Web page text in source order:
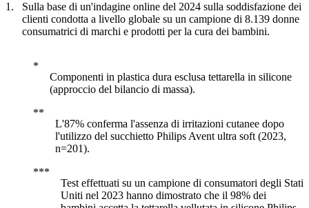
Sulla base di un'indagine online del 2024 sulla soddisfazione dei
clienti condotta a livello globale su un campione di 8.139 donne
consumatrici di marchi e prodotti per la cura dei bambini.
Componenti in plastica dura esclusa tettarella in silicone
(approccio del bilancio di massa).
L'87% conferma l'assenza di irritazioni cutanee dopo
l'utilizzo del succhietto Philips Avent ultra soft (2023,
n=201).
Test effettuati su un campione di consumatori degli Stati
Uniti nel 2023 hanno dimostrato che il 98% dei